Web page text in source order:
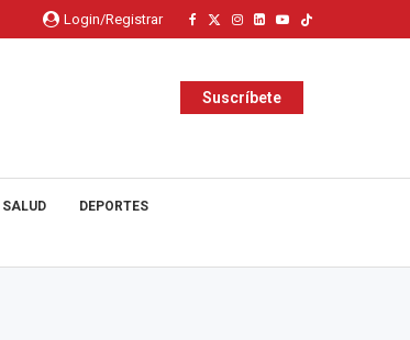
Login/Registrar
Suscríbete
SALUD DEPORTES